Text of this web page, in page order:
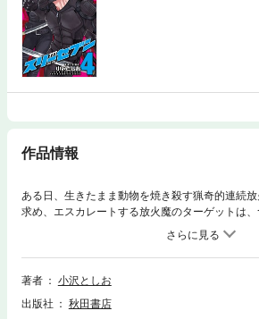
作品情報
ある日、生きたまま動物を焼き殺す猟奇的連続
求め、エスカレートする放火魔のターゲットは
極悪卑劣な放火魔に、怒れる優希が立ち向かう!!
著者
小沢としお
出版社
秋田書店